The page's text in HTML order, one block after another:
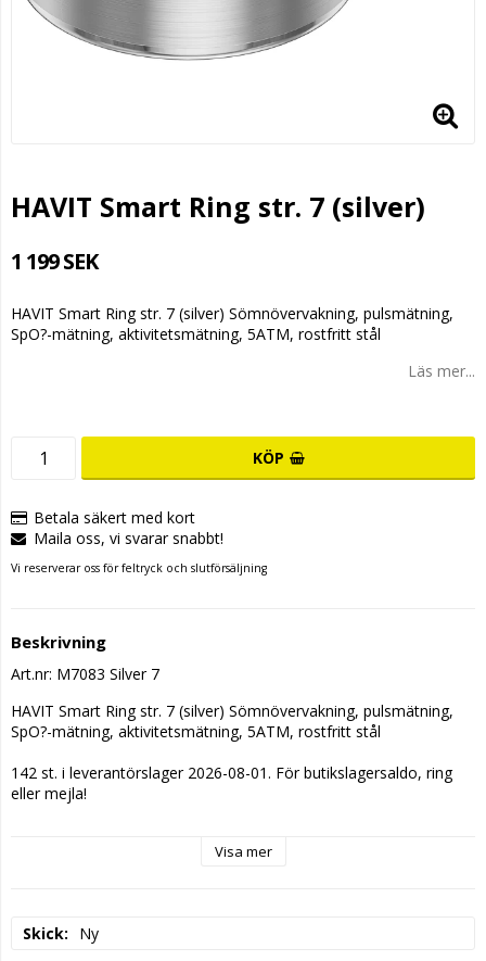
HAVIT Smart Ring str. 7 (silver)
1 199 SEK
HAVIT Smart Ring str. 7 (silver) Sömnövervakning, pulsmätning,
SpO?-mätning, aktivitetsmätning, 5ATM, rostfritt stål
Läs mer...
KÖP
Betala säkert med kort
Maila oss, vi svarar snabbt!
Vi reserverar oss för feltryck och slutförsäljning
Beskrivning
Art.nr: M7083 Silver 7
HAVIT Smart Ring str. 7 (silver) Sömnövervakning, pulsmätning,
SpO?-mätning, aktivitetsmätning, 5ATM, rostfritt stål
142 st. i leverantörslager 2026-08-01. För butikslagersaldo, ring
eller mejla!
Visa mer
Skick Ny